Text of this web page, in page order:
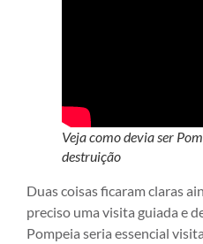
Veja como devia ser
destruição
Duas coisas ficaram claras
preciso uma visita guiada e
Pompeia seria essencial